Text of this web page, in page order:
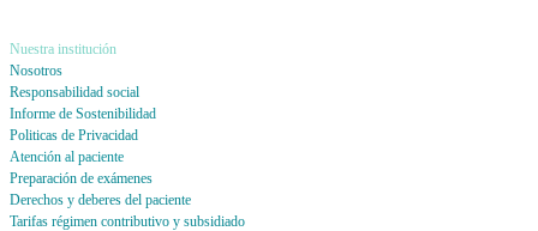
Nuestra institución
Nosotros
Responsabilidad social
Informe de Sostenibilidad
Politicas de Privacidad
Atención al paciente
Preparación de exámenes
Derechos y deberes del paciente
Tarifas régimen contributivo y subsidiado